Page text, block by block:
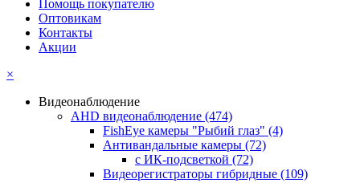
Помощь покупателю
Оптовикам
Контакты
Акции
×
Видеонаблюдение
AHD видеонаблюдение (474)
FishEye камеры "Рыбий глаз" (4)
Антивандальные камеры (72)
с ИК-подсветкой (72)
Видеорегистраторы гибридные (109)